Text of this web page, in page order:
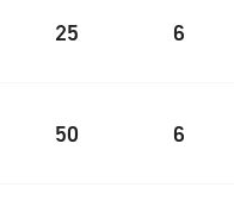
25 6
50 6